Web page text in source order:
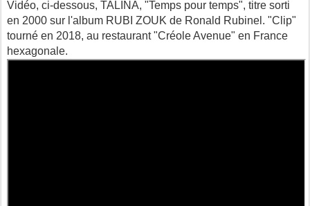
Vidéo, ci-dessous, TALINA, "Temps pour temps", titre sorti
en 2000 sur l'album RUBI ZOUK de Ronald Rubinel. "Clip"
tourné en 2018, au restaurant "Créole Avenue" en France
hexagonale.